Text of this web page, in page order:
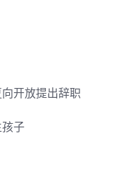
开放提出辞职
子